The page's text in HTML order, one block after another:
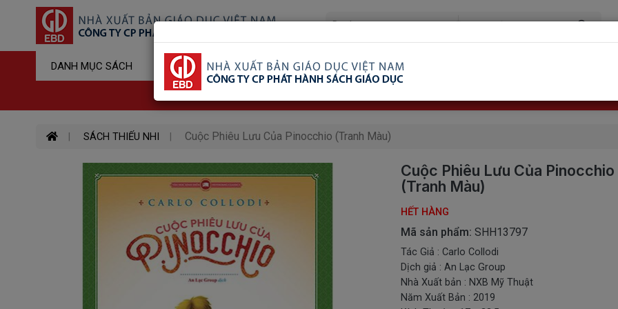
DANH MỤC SÁCH Sản Phẩm Đã Xem Ship COD Trên Toàn Quốc
SÁCH THIẾU NHI Cuộc Phiêu Lưu Của Pinocchio (Tranh Màu)
Cuộc Phiêu Lưu Của Pinocchio
(Tranh Màu)
HẾT HÀNG
Mã sản phẩm: SHH13797
Tác Giả : Carlo Collodi
Dịch giả : An Lạc Group
Nhà Xuất bản : NXB Mỹ Thuật
Năm Xuất Bản : 2019